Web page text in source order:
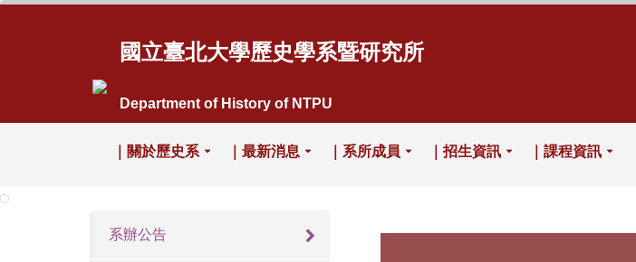
國立臺北大學歷史學系暨研究所
Department of History of NTPU
｜關於歷史系 ｜最新消息 ｜系所成員 ｜招生資訊 ｜課程資訊
系辦公告